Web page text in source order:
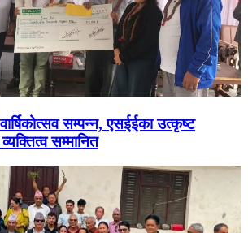
सम्पन्न, एसईईका उत्कृष्ट
व्यक्तित्व सम्मानित